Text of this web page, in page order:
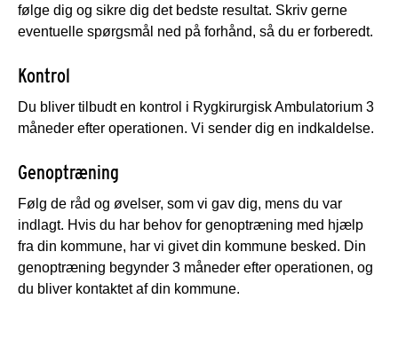
følge dig og sikre dig det bedste resultat. Skriv gerne
eventuelle spørgsmål ned på forhånd, så du er forberedt.
Kontrol
Du bliver tilbudt en kontrol i Rygkirurgisk Ambulatorium 3
måneder efter operationen. Vi sender dig en indkaldelse.
Genoptræning
Følg de råd og øvelser, som vi gav dig, mens du var
indlagt. Hvis du har behov for genoptræning med hjælp
fra din kommune, har vi givet din kommune besked. Din
genoptræning begynder 3 måneder efter operationen, og
du bliver kontaktet af din kommune.